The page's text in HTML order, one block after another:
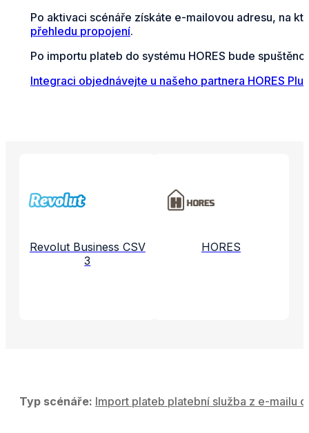
Po aktivaci scénáře získáte e-mailovou adresu, na
přehledu propojení.
Po importu plateb do systému HORES bude
Integraci objednávejte u našeho partnera HORES Plus
Revolut Business CSV
3
HORES
Typ scénáře: Import plateb platební služba z e-mailu